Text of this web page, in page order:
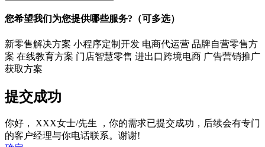
您希望我们为您提供哪些服务?（可多选）
新零售解决方案 小程序定制开发 电商代运营 品牌自营零售方
案 在线教育方案 门店智慧零售 进出口跨境电商 广告营销推广
获取方案
提交成功
你好， XXX女士/先生
，你的需求已提交成功，后续会有专门
的客户经理与你电话联系。谢谢!